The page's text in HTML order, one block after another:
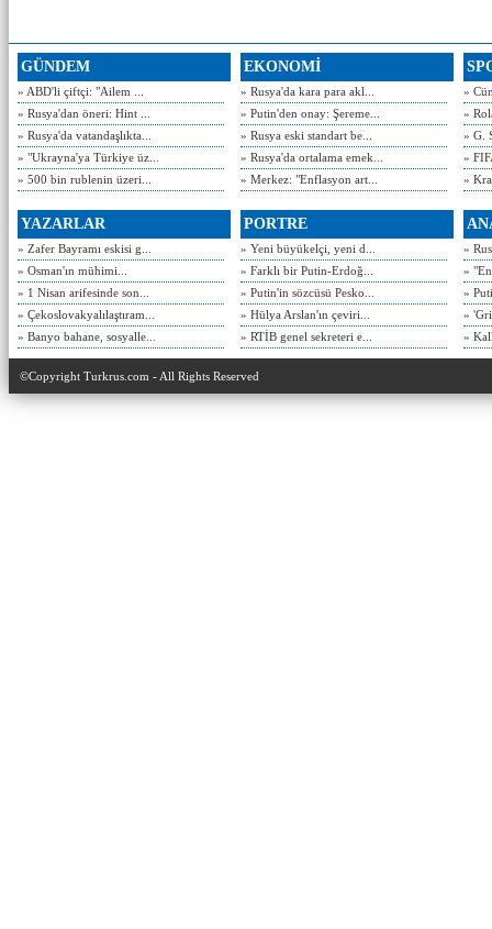
GÜNDEM
» ABD'li çiftçi: "Ailem ...
» Rusya'dan öneri: Hint ...
» Rusya'da vatandaşlıkta...
» "Ukrayna'ya Türkiye üz...
» 500 bin rublenin üzeri...
EKONOMİ
» Rusya'da kara para akl...
» Putin'den onay: Şereme...
» Rusya eski standart be...
» Rusya'da ortalama emek...
» Merkez: "Enflasyon art...
»
»
» G.
»
»
YAZARLAR
» Zafer Bayramı eskisi g...
» Osman'ın mühimi...
» 1 Nisan arifesinde son...
» Çekoslovakyalılaştıram...
» Banyo bahane, sosyalle...
PORTRE
» Yeni büyükelçi, yeni d...
» Farklı bir Putin-Erdoğ...
» Putin'in sözcüsü Pesko...
» Hülya Arslan'ın çeviri...
» RTİB genel sekreteri e...
»
»
»
»
»
©Copyright Turkrus.com - All Rights Reserved